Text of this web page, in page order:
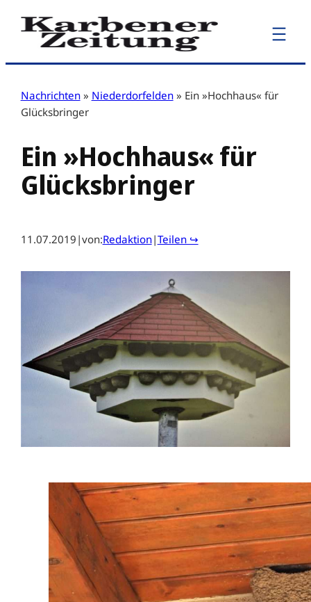
Zum
Inhalt
Nachrichten » Niederdorfelden » Ein »Hochhaus« für
Glücksbringer
Ein »Hochhaus« für
Glücksbringer
11.07.2019 |von:Redaktion|Teilen ↪